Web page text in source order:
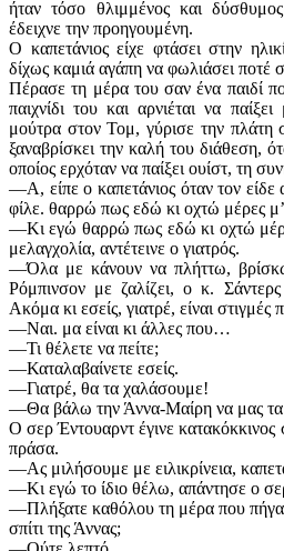
ήταν τόσο θλιμμένος και
έδειχνε την προηγουμένη.
Ο καπετάνιος είχε φτάσει στην
δίχως καμιά αγάπη να φωλιάσει ποτέ
Πέρασε τη μέρα του σαν ένα παιδί
παιχνίδι του και αρνιέται να
μούτρα στον Τομ, γύρισε την πλάτη
ξαναβρίσκει την καλή του διάθεση,
οποίος ερχόταν να παίξει ουίστ, τη
—Α, είπε ο καπετάνιος όταν τον
φίλε. θαρρώ πως εδώ κι οχτώ μέρες μ’
—Κι εγώ θαρρώ πως εδώ κι οχτώ
μελαγχολία, αντέτεινε ο γιατρός.
—Όλα με κάνουν να πλήττω,
Ρόμπινσον με ζαλίζει, ο κ.
Ακόμα κι εσείς, γιατρέ, είναι
—Ναι. μα είναι κι άλλες που…
—Τι θέλετε να πείτε;
—Καταλαβαίνετε εσείς.
—Γιατρέ, θα τα χαλάσουμε!
—Θα βάλω την Άννα-Μαίρη να μας τα
Ο σερ Έντουαρντ έγινε κατακόκκινος
πράσα.
—Ας μιλήσουμε με ειλικρίνεια,
—Κι εγώ το ίδιο θέλω, απάντησε ο
—Πλήξατε καθόλου τη μέρα που
σπίτι της Άννας;